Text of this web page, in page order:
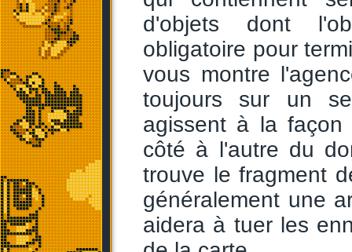
d'objets dont
obligatoire pour
vous montre
toujours sur un
agissent à la façon
côté à l'autre du
trouve le fragment
généralement une
aidera à tuer les